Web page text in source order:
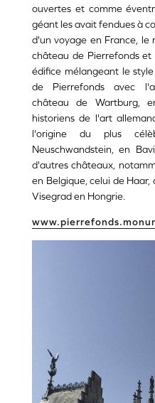
ouvertes et comme
géant les avait fendues à
d'un voyage en France, le
château de Pierrefonds
édifice mélangeant le
de Pierrefonds avec
château de Wartburg,
historiens de l'art
l'origine du plus
Neuschwandstein, en
d'autres châteaux,
en Belgique, celui de Haar,
Visegrad en Hongrie.